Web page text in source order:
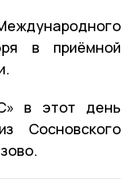
в приёмной
в этот день
Сосновского